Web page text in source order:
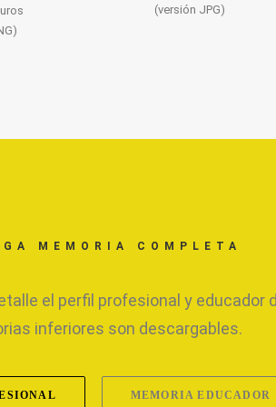
(versión JPG)
MEMORIA COMPLETA
el perfil profesional y educador
inferiores son descargables.
MEMORIA EDUCADOR